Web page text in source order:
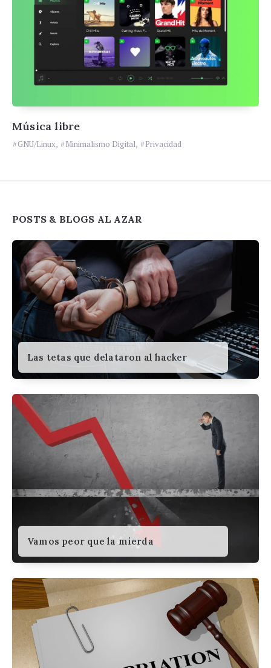
Música libre
GNU/Linux, Minimalismo Digital, Privacidad
Widgets
POSTS & BLOGS AL AZAR
Las tetas que delataron al hacker
Vamos peor que la mierda